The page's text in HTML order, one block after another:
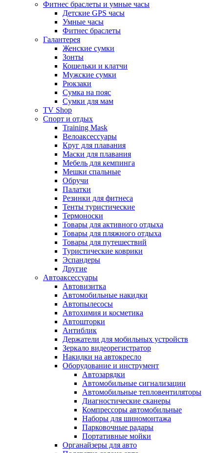
Фитнес браслеты и умные часы
Детские GPS часы
Умные часы
Фитнес браслеты
Галантерея
Женские сумки
Зонты
Кошельки и клатчи
Мужские сумки
Рюкзаки
Сумка на пояс
Сумки для мам
TV Shop
Спорт и отдых
Training Mask
Велоаксессуары
Круг для плавания
Маски для плавания
Мебель для кемпинга
Мешки спальные
Обручи
Палатки
Резинки для фитнеса
Тенты туристические
Термоноски
Товары для активного отдыха
Товары для пляжного отдыха
Товары для путешествий
Туристические коврики
Эспандеры
Другие
Автоаксессуары
Автовизитка
Автомобильные накидки
Автопылесосы
Автохимия и косметика
Автошторки
Антиблик
Держатели для мобильных устройств
Зеркало видеорегистратор
Накидки на автокресло
Оборудование и инструмент
Автозарядки
Автомобильные сигнализации
Автомобильные тепловентиляторы
Диагностические сканеры
Компрессоры автомобильные
Наборы для шиномонтажа
Парковочные радары
Портативные мойки
Органайзеры для авто